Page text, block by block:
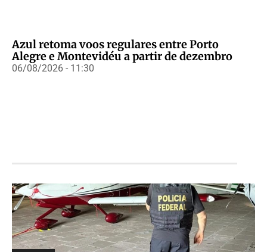
Azul retoma voos regulares entre Porto
Alegre e Montevidéu a partir de dezembro
06/08/2026 - 11:30